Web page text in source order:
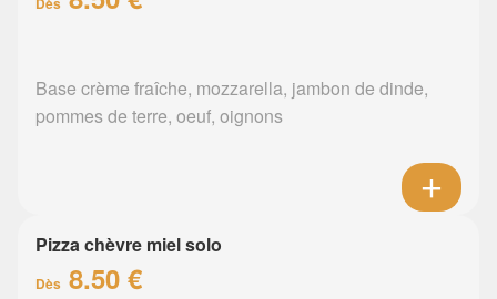
Base crème fraîche, mozzarella, jambon de dinde,
pommes de terre, oeuf, oignons
Pizza chèvre miel solo
Dès 8.50 €